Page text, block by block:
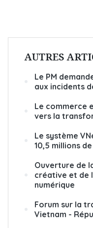
AUTRES
Le PM
aux incidents
Le commerce
vers la
Le système
10,5 millions
Ouverture de
créative et de
numérique
Forum sur la
Vietnam -